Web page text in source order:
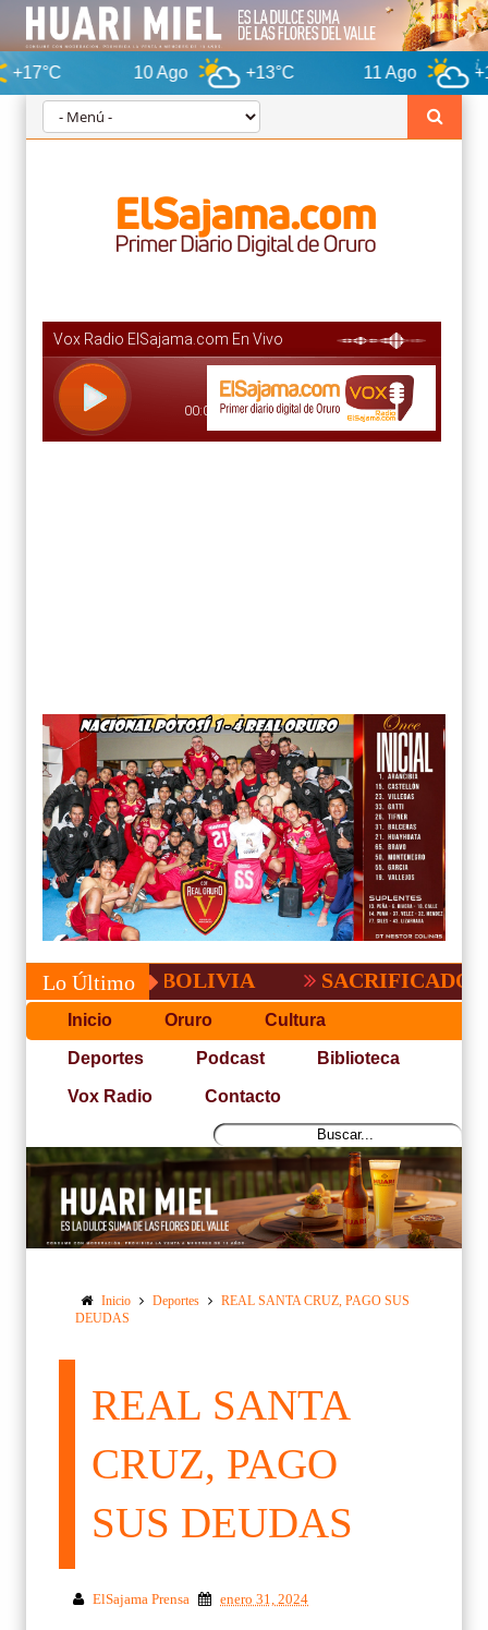
10 Ago +13°C 11 Ago +12°C
Lo Último
EN BOLIVIA SACRIFICADO
Inicio Oruro Cultura
Deportes Podcast Biblioteca
Vox Radio Contacto
Inicio Deportes
REAL SANTA CRUZ, PAGO SUS
DEUDAS
REAL SANTA
CRUZ, PAGO
SUS DEUDAS
ElSajama Prensa enero 31, 2024